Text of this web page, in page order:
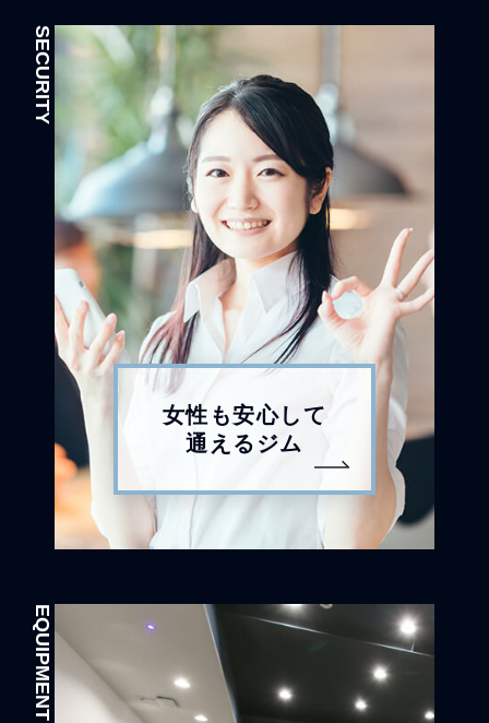
SECURITY
女性も安心して
通えるジム
EQUIPMENT